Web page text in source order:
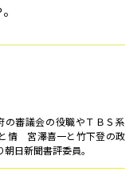
審議会の役職やＴＢＳ系
情 宮澤喜一と竹下登の政
日新聞書評委員。